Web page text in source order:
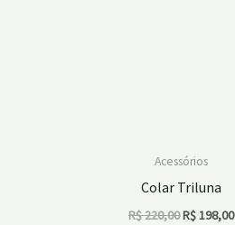
Acessórios
Colar Triluna
R$220,00R$198,00